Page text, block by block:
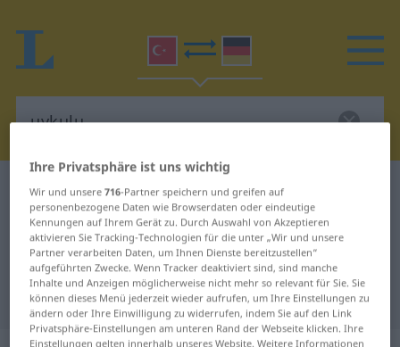
Türkisch-Deutsch Wörterbuch uykulu
Türkisch-Deutsch Übersetzung für
"uykulu"
"uykulu" Deutsch Übersetzung
Ihre Privatsphäre ist uns wichtig
Wir und unsere716-Partner speichern und greifen auf
personenbezogene Daten wie Browserdaten oder eindeutige
Kennungen auf Ihrem Gerät zu. Durch Auswahl von Akzeptieren
aktivieren Sie Tracking-Technologien für die unter „Wir und unsere
Partner verarbeiten Daten, um Ihnen Dienste bereitzustellen“
aufgeführten Zwecke. Wenn Tracker deaktiviert sind, sind manche
Inhalte und Anzeigen möglicherweise nicht mehr so relevant für Sie. Sie
können dieses Menü jederzeit wieder aufrufen, um Ihre Einstellungen zu
ändern oder Ihre Einwilligung zu widerrufen, indem Sie auf den Link
Privatsphäre-Einstellungen am unteren Rand der Webseite klicken. Ihre
Einstellungen gelten innerhalb unseres Website. Weitere Informationen